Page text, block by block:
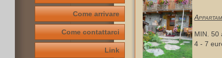
Come arrivare
Come contattarci
Link
MIN. 50
4 - 7